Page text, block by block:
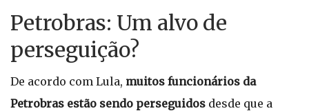
Petrobras: Um alvo de
perseguição?
De acordo com Lula, muitos funcionários da
Petrobras estão sendo perseguidos desde que a